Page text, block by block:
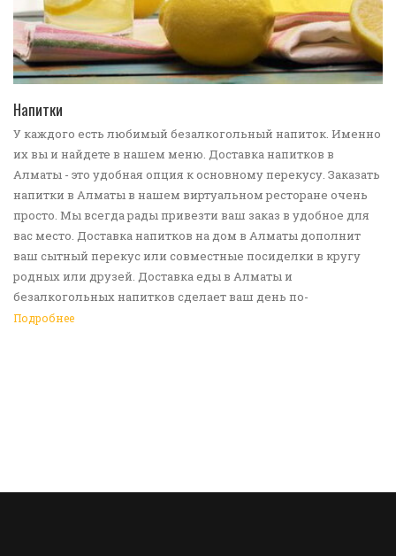
Напитки
У каждого есть любимый безалкогольный напиток. Именно
их вы и найдете в нашем меню. Доставка напитков в
Алматы - это удобная опция к основному перекусу. Заказать
напитки в Алматы в нашем виртуальном ресторане очень
просто. Мы всегда рады привезти ваш заказ в удобное для
вас место. Доставка напитков на дом в Алматы дополнит
ваш сытный перекус или совместные посиделки в кругу
родных или друзей. Доставка еды в Алматы и
безалкогольных напитков сделает ваш день по-
настоящему ярким и беззаботным. Обращайтесь к нам за
Подробнее